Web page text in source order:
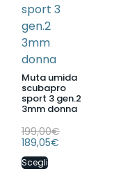
Muta umida
scubapro
sport 3 gen.2
3mm donna
199,00€
189,05€
Scegli